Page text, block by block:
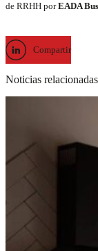
de RRHH porEADA
Compartir
Noticias relacionadas